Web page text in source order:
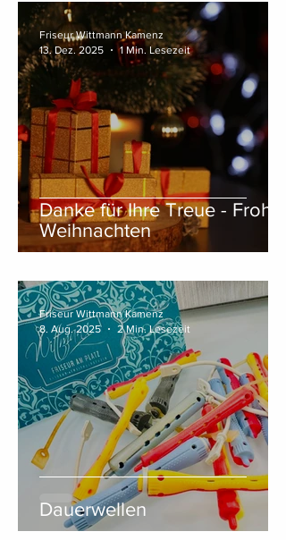
Danke für Ihre Treue - Frohe
Weihnachten
Friseur Wittmann Kamenz
13. Dez. 2025
1 Min. Lesezeit
Dauerwellen
Friseur Wittmann Kamenz
8. Aug. 2025
2 Min. Lesezeit